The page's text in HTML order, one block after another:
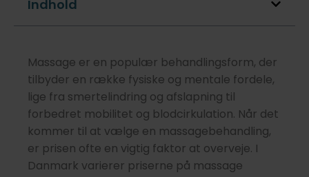
Indhold
Massage er en populær behandlingsform, der
tilbyder en række fysiske og mentale fordele,
lige fra smertelindring og afslapning til
forbedret mobilitet og blodcirkulation. Når det
kommer til at vælge en massagebehandling,
er prisen ofte en vigtig faktor at overveje. I
Danmark varierer priserne på massage